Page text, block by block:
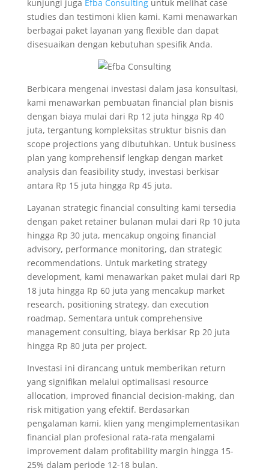
kunjungi juga Efba Consultinguntuk melihat case
studies dan testimoni klien kami. Kami menawarkan
berbagai paket layanan yang flexible dan dapat
disesuaikan dengan kebutuhan spesifik Anda.
Berbicara mengenai investasi dalam jasa konsultasi,
kami menawarkan pembuatan financial plan bisnis
dengan biaya mulai dari Rp 12 juta hingga Rp 40
juta, tergantung kompleksitas struktur bisnis dan
scope projections yang dibutuhkan. Untuk business
plan yang komprehensif lengkap dengan market
analysis dan feasibility study, investasi berkisar
antara Rp 15 juta hingga Rp 45 juta.
Layanan strategic financial consulting kami tersedia
dengan paket retainer bulanan mulai dari Rp 10 juta
hingga Rp 30 juta, mencakup ongoing financial
advisory, performance monitoring, dan strategic
recommendations. Untuk marketing strategy
development, kami menawarkan paket mulai dari Rp
18 juta hingga Rp 60 juta yang mencakup market
research, positioning strategy, dan execution
roadmap. Sementara untuk comprehensive
management consulting, biaya berkisar Rp 20 juta
hingga Rp 80 juta per project.
Investasi ini dirancang untuk memberikan return
yang signifikan melalui optimalisasi resource
allocation, improved financial decision-making, dan
risk mitigation yang efektif. Berdasarkan
pengalaman kami, klien yang mengimplementasikan
financial plan profesional rata-rata mengalami
improvement dalam profitability margin hingga 15-
25% dalam periode 12-18 bulan.